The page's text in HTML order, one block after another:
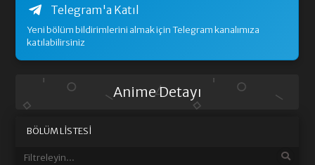
Telegram'a Katıl
Yeni bölüm bildirimlerini almak için Telegram kanalımıza
katılabilirsiniz
Anime Detayı
BÖLÜM LISTESI